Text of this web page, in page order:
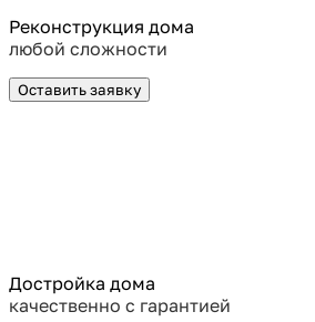
Реконструкция дома
любой сложности
Оставить заявку
Достройка дома
качественно с гарантией